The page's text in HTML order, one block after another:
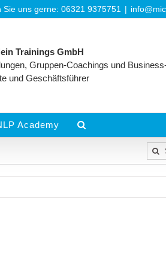
Sie uns gerne: 06321 9375751 |
Trainings GmbH
Gruppen-Coachings und
und Geschäftsführer
Academy